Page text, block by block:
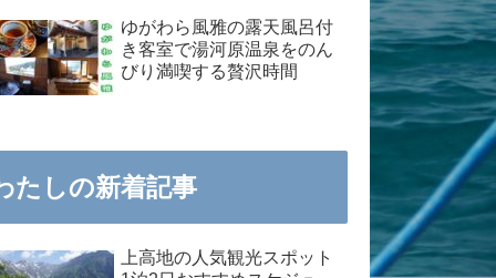
ゆがわら風雅の露天風呂付
き客室で湯河原温泉をのん
びり満喫する贅沢時間
たしの新着記事
上高地の人気観光スポット